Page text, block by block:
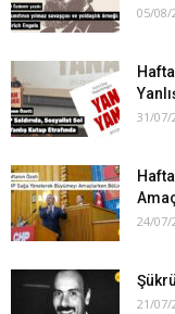
05/08/
31/07/
24/07/
21/07/